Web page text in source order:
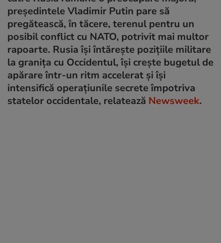
președintele Vladimir Putin pare să
pregătească, în tăcere, terenul pentru un
posibil conflict cu NATO, potrivit mai multor
rapoarte. Rusia își întărește pozițiile militare
la granița cu Occidentul, își crește bugetul de
apărare într-un ritm accelerat și își
intensifică operațiunile secrete împotriva
statelor occidentale, relatează Newsweek.